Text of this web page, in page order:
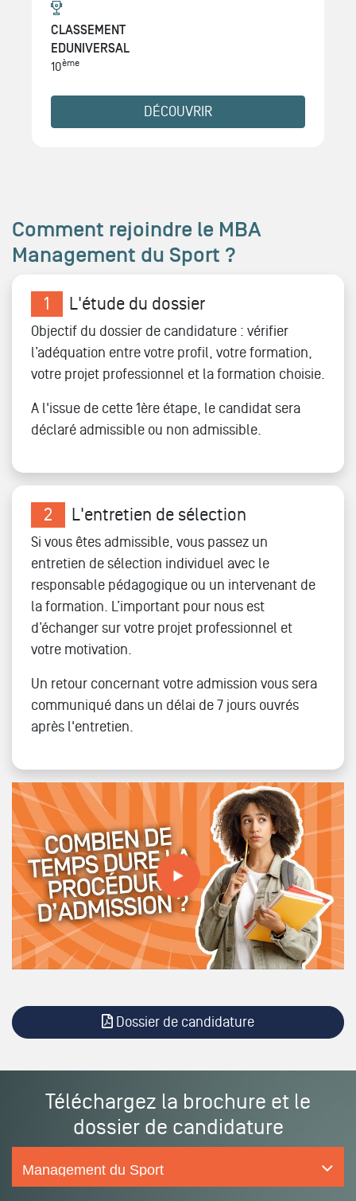
CLASSEMENT
EDUNIVERSAL
10ème
DÉCOUVRIR
Comment rejoindre le MBA
Management du Sport ?
1 L'étude du dossier
Objectif du dossier de candidature : vérifier
l’adéquation entre votre profil, votre formation,
votre projet professionnel et la formation choisie.
A l'issue de cette 1ère étape, le candidat sera
déclaré admissible ou non admissible.
2 L'entretien de sélection
Si vous êtes admissible, vous passez un
entretien de sélection individuel avec le
responsable pédagogique ou un intervenant de
la formation. L’important pour nous est
d’échanger sur votre projet professionnel et
votre motivation.
Un retour concernant votre admission vous sera
communiqué dans un délai de 7 jours ouvrés
après l'entretien.
Combien de temps dure la procédure d'admission ? (on
t''explique)
Dossier de candidature
Téléchargez la brochure et le
dossier de candidature